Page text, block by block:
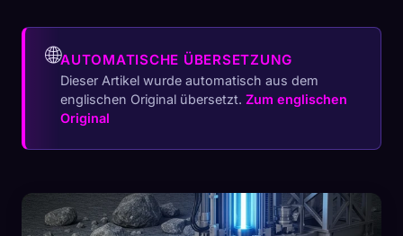
🌐AUTOMATISCHE ÜBERSETZUNG
Dieser Artikel wurde automatisch aus dem
englischen Original übersetzt. Zum englischen
Original